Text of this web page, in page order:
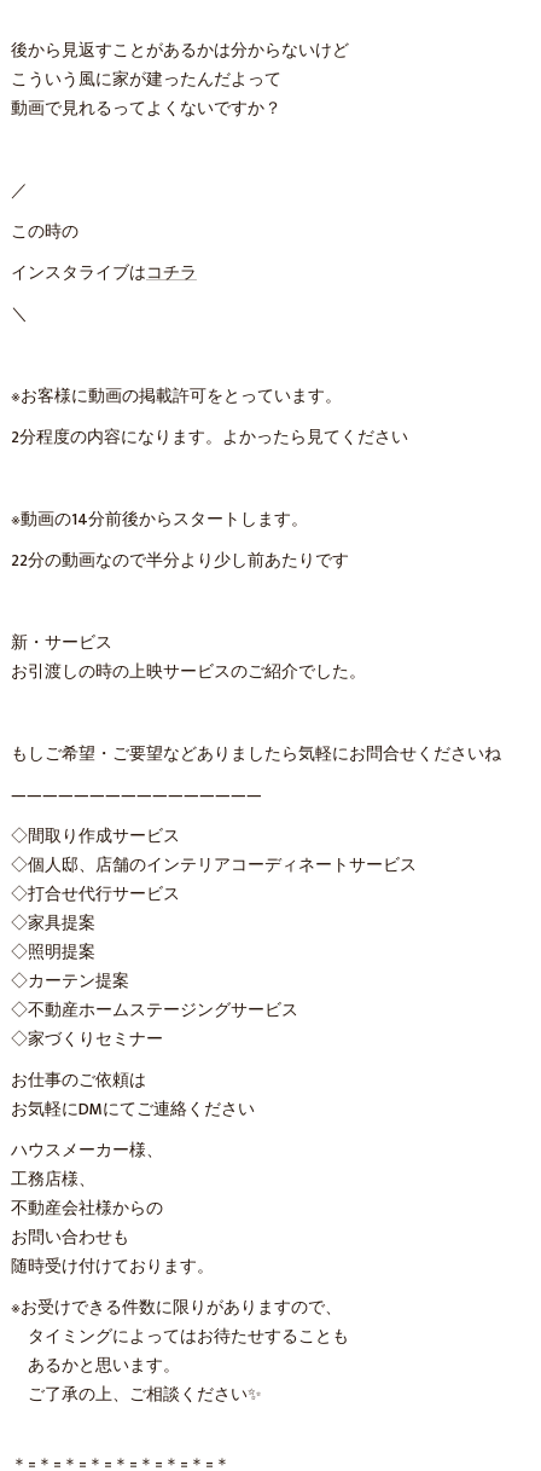
後から見返すことがあるかは分からないけど
こういう風に家が建ったんだよって
動画で見れるってよくないですか？
／
この時の
インスタライブはコチラ
＼
※お客様に動画の掲載許可をとっています。
2分程度の内容になります。よかったら見てください
※動画の14分前後からスタートします。
22分の動画なので半分より少し前あたりです
新・サービス
お引渡しの時の上映サービスのご紹介でした。
もしご希望・ご要望などありましたら気軽にお問合せくださいね
————————————————
◇間取り作成サービス
◇個人邸、店舗のインテリアコーディネートサービス
◇打合せ代行サービス
◇家具提案
◇照明提案
◇カーテン提案
◇不動産ホームステージングサービス
◇家づくりセミナー
お仕事のご依頼は
お気軽にDMにてご連絡ください
ハウスメーカー様、
工務店様、
不動産会社様からの
お問い合わせも
随時受け付けております。
※お受けできる件数に限りがありますので、
タイミングによってはお待たせすることも
あるかと思います。
ご了承の上、ご相談ください✨
＊=＊=＊=＊=＊=＊=＊=＊=＊